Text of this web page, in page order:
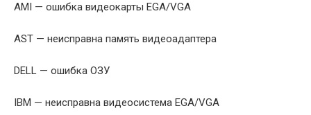
AMI — ошибка видеокарты EGA/VGA
AST — неисправна память видеоадаптера
DELL — ошибка ОЗУ
IBM — неисправна видеосистема EGA/VGA